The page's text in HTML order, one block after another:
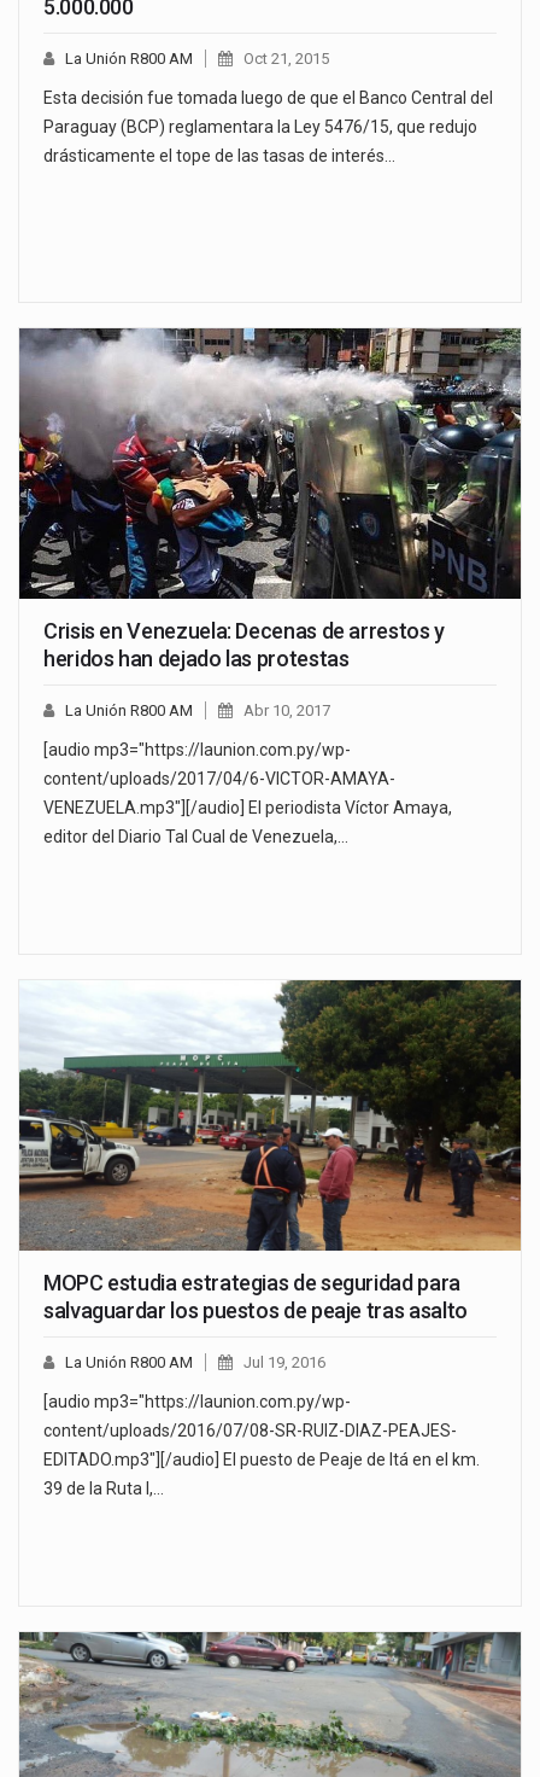
5.000.000
La Unión R800 AM Oct 21, 2015
Esta decisión fue tomada luego de que el Banco Central del
Paraguay (BCP) reglamentara la Ley 5476/15, que redujo
drásticamente el tope de las tasas de interés…
Crisis en Venezuela: Decenas de arrestos y
heridos han dejado las protestas
La Unión R800 AM Abr 10, 2017
[audio mp3="https://launion.com.py/wp-
content/uploads/2017/04/6-VICTOR-AMAYA-
VENEZUELA.mp3"][/audio] El periodista Víctor Amaya,
editor del Diario Tal Cual de Venezuela,…
MOPC estudia estrategias de seguridad para
salvaguardar los puestos de peaje tras asalto
La Unión R800 AM Jul 19, 2016
[audio mp3="https://launion.com.py/wp-
content/uploads/2016/07/08-SR-RUIZ-DIAZ-PEAJES-
EDITADO.mp3"][/audio] El puesto de Peaje de Itá en el km.
39 de la Ruta I,…